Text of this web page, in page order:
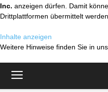
Inc. anzeigen dürfen. Damit
Drittplattformen übermittelt werden.
Inhalte anzeigen
Weitere Hinweise finden Sie in